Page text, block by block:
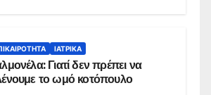
ΙΑΤΡΙΚΆ
Γιατί δεν πρέπει να
το ωμό κοτόπουλο